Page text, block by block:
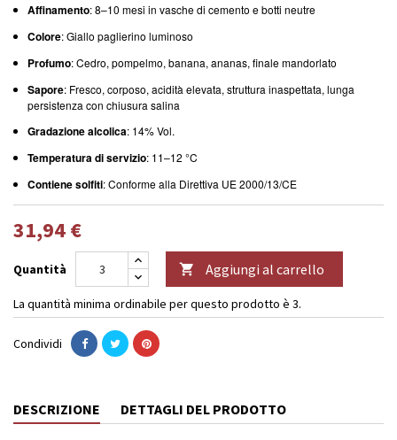
Affinamento: 8–10 mesi in vasche di cemento e botti neutre
Colore: Giallo paglierino luminoso
Profumo: Cedro, pompelmo, banana, ananas, finale mandorlato
Sapore: Fresco, corposo, acidità elevata, struttura inaspettata, lunga
persistenza con chiusura salina
Gradazione alcolica: 14% Vol.
Temperatura di servizio: 11–12 °C
Contiene solfiti: Conforme alla Direttiva UE 2000/13/CE
31,94 €
Quantità  Aggiungi al carrello
La quantità minima ordinabile per questo prodotto è 3.
Condividi
DESCRIZIONE DETTAGLI DEL PRODOTTO